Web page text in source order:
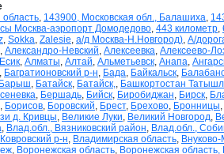
область, 143900, Московская обл., Балашиха,
Москва-аэропорт Домодедово, 443 километр,
, Sokka, Zalesie, а/д Москва-Н.Новгород), А/
, Александро-Невский, Алексеевка, Алексеево-
, Алматы, Алтай, Альметьевск, Анапа,
, Багратионовский р-н, Бада, Байкальск,
Барыш, Батайск, Батайск,, Башкортостан
, Бершадь, Бийск, Биробиджан, Бирск,
, Борисов, Боровский, Брест, Брехово, Бронницы,
д. Кривцы, Великие Луки, Великий Новгород,
, Влад.обл., Вязниковский район, Влад.обл.,
р-н, Владимирская область, Внуково-
, Воронежская область, Воронежская